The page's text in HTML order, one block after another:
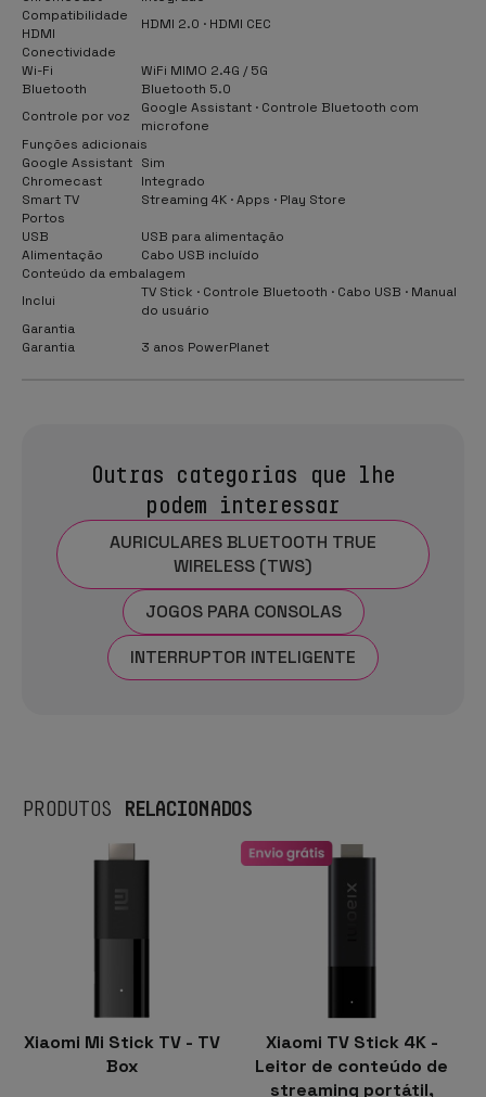
Compatibilidade
HDMI
HDMI 2.0 · HDMI CEC
Conectividade
Wi-Fi
WiFi MIMO 2.4G / 5G
Bluetooth
Bluetooth 5.0
Controle por voz
Google Assistant · Controle Bluetooth com
microfone
Funções adicionais
Google Assistant Sim
Chromecast
Integrado
Smart TV
Streaming 4K · Apps · Play Store
Portos
USB
USB para alimentação
Alimentação
Cabo USB incluído
Conteúdo da embalagem
Inclui
TV Stick · Controle Bluetooth · Cabo USB · Manual
do usuário
Garantia
Garantia
3 anos PowerPlanet
Outras categorias que lhe
podem interessar
AURICULARES BLUETOOTH TRUE
WIRELESS (TWS)
JOGOS PARA CONSOLAS
INTERRUPTOR INTELIGENTE
PRODUTOS RELACIONADOS
Xiaomi Mi Stick TV - TV
Box
Xiaomi TV Stick 4K -
Leitor de conteúdo de
streaming portátil,